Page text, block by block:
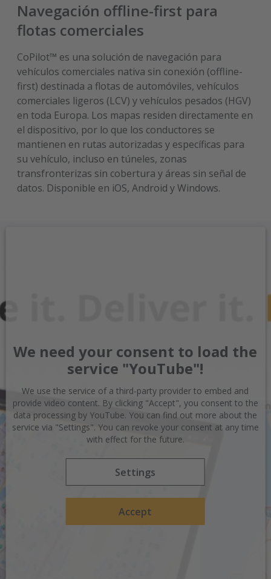
Navegación offline-first para
flotas comerciales
CoPilot™ es una solución de navegación para
vehículos comerciales nativa sin conexión (offline-
first) destinada a flotas de automóviles, vehículos
comerciales ligeros (LCV) y vehículos pesados (HGV)
en toda Europa. Los mapas residen directamente en
el dispositivo, por lo que los conductores se
mantienen en rutas autorizadas y específicas para
su vehículo, incluso en túneles, zonas
transfronterizas sin cobertura y áreas sin señal de
datos. Disponible en iOS, Android y Windows.
We need your consent to load the
service "YouTube"!
We use the service of a third-party provider to embed and
provide video content. By clicking "Accept", you consent to the
data processing by YouTube. You can find out more about the
service via "Settings". You can revoke your consent at any time
with effect for the future.
Settings
Accept